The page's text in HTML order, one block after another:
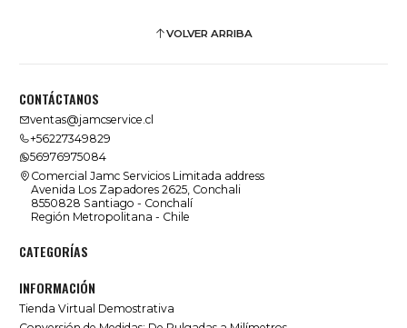
VOLVER ARRIBA
CONTÁCTANOS
ventas@jamcservice.cl
+56227349829
56976975084
Comercial Jamc Servicios Limitada address
Avenida Los Zapadores 2625, Conchali
8550828 Santiago - Conchalí
Región Metropolitana - Chile
CATEGORÍAS
INFORMACIÓN
Tienda Virtual Demostrativa